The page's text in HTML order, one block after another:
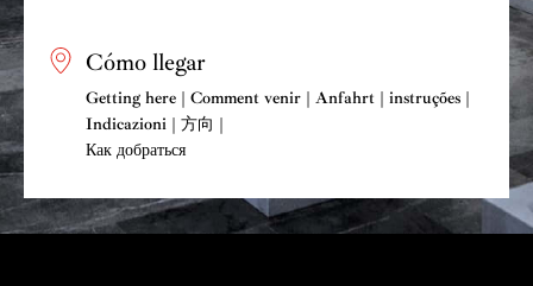
Cómo llegar
Getting here | Comment venir | Anfahrt | instruções |
Indicazioni | 方向 |
Как добраться